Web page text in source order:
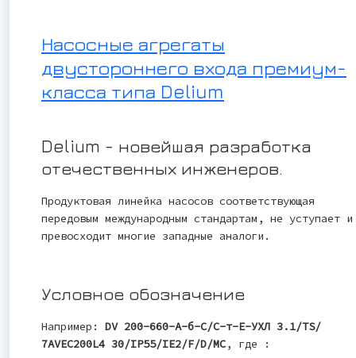
Насосные агрегаты
двустороннего входа премиум-
класса типа Delium
Delium - новейшая разработка
отечественных инженеров.
Продуктовая линейка насосов соответствующая
передовым международным стандартам, не уступает и
превосходит многие западные аналоги.
Условное обозначение
Например: DV 200-660-A-б-С/С-т-Е-УХЛ 3.1/TS/
7AVEC200L4 30/IP55/IE2/F/D/MC, где :